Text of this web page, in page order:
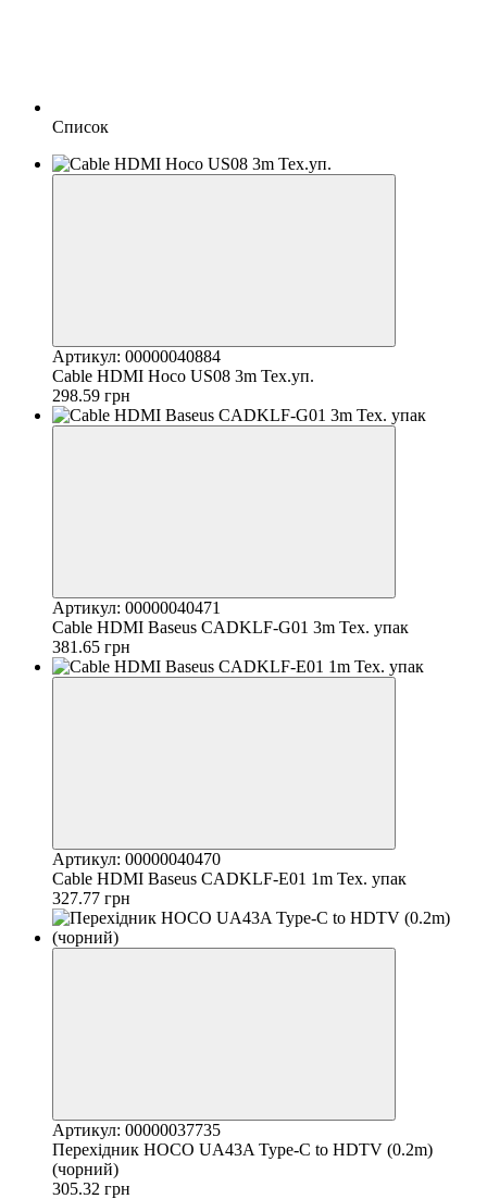
Список
Артикул: 00000040884
Cable HDMI Hoco US08 3m Тех.уп.
298.59 грн
Артикул: 00000040471
Cable HDMI Baseus CADKLF-G01 3m Тех. упак
381.65 грн
Артикул: 00000040470
Cable HDMI Baseus CADKLF-E01 1m Тех. упак
327.77 грн
Артикул: 00000037735
Перехідник HOCO UA43A Type-C to HDTV (0.2m)
(чорний)
305.32 грн